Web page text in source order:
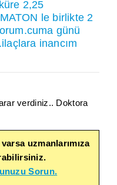
2,25
le birlikte 2
günü
inancım
verdiniz.. Doktora
uzmanlarımıza
Sorun.